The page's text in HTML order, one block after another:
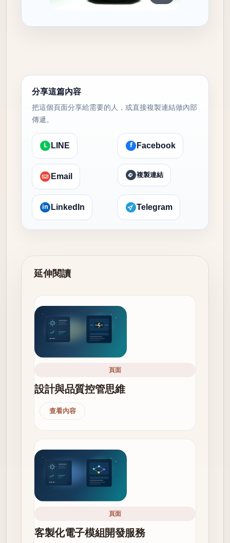
分享這篇內容
把這個頁面分享給需要的人，或直接複製連結做內部
傳遞。
L LINE f Facebook
Email 複製連結
in LinkedIn Telegram
延伸閱讀
頁面
設計與品質控管思維
查看內容
頁面
客製化電子模組開發服務